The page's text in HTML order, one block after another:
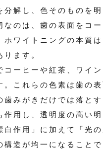
解し、色そのものを
のは、歯の表面をコ
ワイトニングの本質
ます。
ーヒーや紅茶、ワイ
。これらの色素は歯の
みがきだけでは落と
用し、透明度の高い
作用」に加えて「光
造が均一になること